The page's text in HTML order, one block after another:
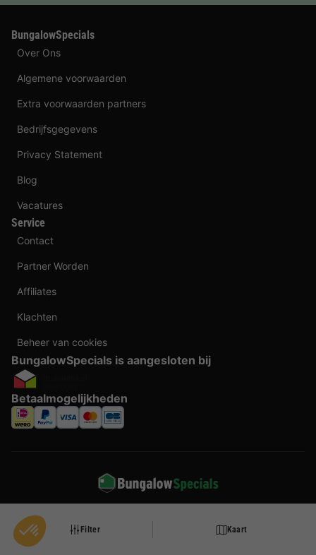
Filter Kaart
BungalowSpecials
Over Ons
Algemene voorwaarden
Extra voorwaarden partners
Bedrijfsgegevens
Privacy Statement
Blog
Vacatures
Service
Contact
Partner Worden
Affiliates
Klachten
Beheer van cookies
BungalowSpecials is aangesloten bij
Betaalmogelijkheden
Door te boeken bij BungalowSpecials profiteer je van meer dan 20 jaar ervaring en